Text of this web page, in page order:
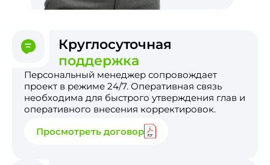
Круглосуточная
поддержка
Персональный менеджер сопровождает
проект в режиме 24/7. Оперативная связь
необходима для быстрого утверждения глав и
оперативного внесения корректировок.
Просмотреть договор